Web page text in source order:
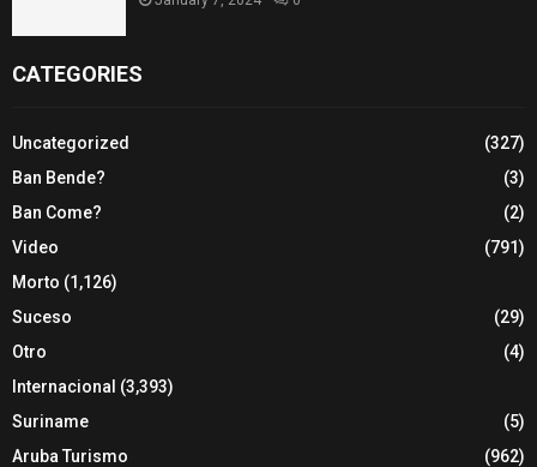
CATEGORIES
Uncategorized
(327)
Ban Bende?
(3)
Ban Come?
(2)
Video
(791)
Morto (1,126)
Suceso
(29)
Otro
(4)
Internacional (3,393)
Suriname
(5)
Aruba Turismo
(962)